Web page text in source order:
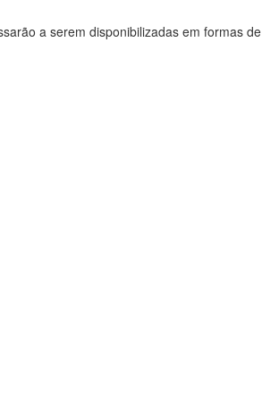
a serem disponibilizadas em formas de